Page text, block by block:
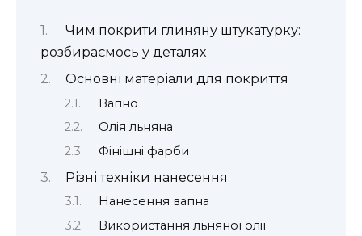
Чим покрити глиняну штукатурку:
розбираємось у деталях
Основні матеріали для покриття
Вапно
Олія льняна
Фінішні фарби
Різні техніки нанесення
Нанесення вапна
Використання льняної олії